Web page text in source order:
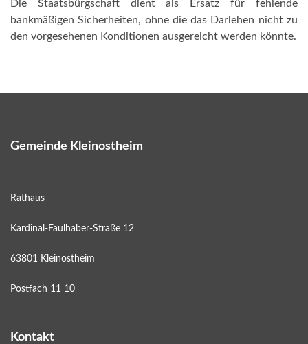
Die Staatsbürgschaft dient als Ersatz für fehlende
bankmäßigen Sicherheiten, ohne die das Darlehen nicht zu
den vorgesehenen Konditionen ausgereicht werden könnte.
Gemeinde Kleinostheim
Rathaus
Kardinal-Faulhaber-Straße 12
63801 Kleinostheim
Postfach 11 10
Kontakt